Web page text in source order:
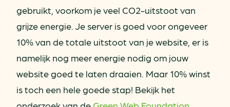
gebruikt, voorkom je veel CO2-uitstoot van
grijze energie. Je server is goed voor ongeveer
10% van de totale uitstoot van je website, er is
namelijk nog meer energie nodig om jouw
website goed te laten draaien. Maar 10% winst
is toch een hele goede stap! Bekijk het